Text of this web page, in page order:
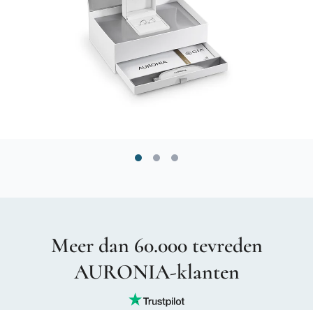
Meer dan 60.000 tevreden
AURONIA-klanten